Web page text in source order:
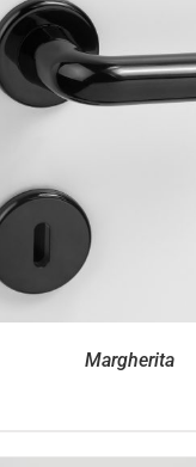
Margherita